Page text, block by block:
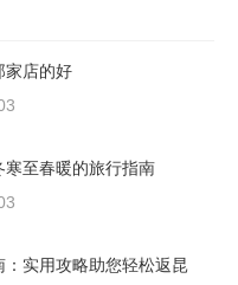
家店的好
至春暖的旅行指南
实用攻略助您轻松返昆